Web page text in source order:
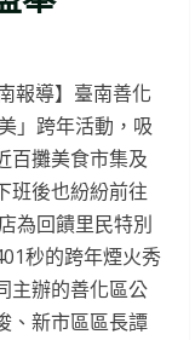
報導】臺南善化
」跨年活動，吸
百攤美食市集及
班後也紛紛前往
為回饋里民特別
秒的跨年煙火秀
主辦的善化區公
、新市區區長譚